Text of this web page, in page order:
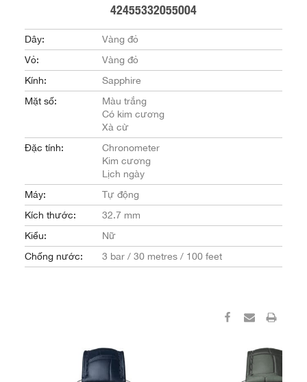
42455332055004
Dây:
Vàng đỏ
Vỏ:
Vàng đỏ
Kính:
Sapphire
Mặt số:
Màu trắng
Có kim cương
Xà cừ
Đặc tính:
Chronometer
Kim cương
Lịch ngày
Máy:
Tự động
Kích thước:
32.7 mm
Kiểu:
Nữ
Chống nước:
3 bar / 30 metres / 100 feet